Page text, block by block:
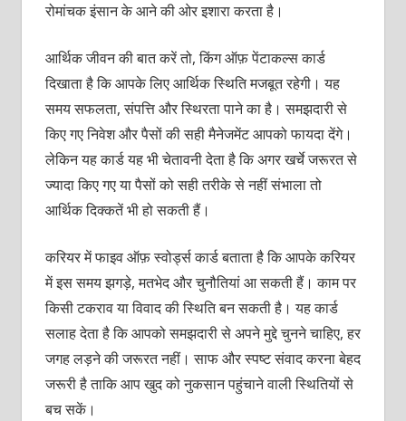
रोमांचक इंसान के आने की ओर इशारा करता है।
आर्थिक जीवन की बात करें तो, किंग ऑफ़ पेंटाकल्स कार्ड
दिखाता है कि आपके लिए आर्थिक स्थिति मजबूत रहेगी। यह
समय सफलता, संपत्ति और स्थिरता पाने का है। समझदारी से
किए गए निवेश और पैसों की सही मैनेजमेंट आपको फायदा देंगे।
लेकिन यह कार्ड यह भी चेतावनी देता है कि अगर खर्चे जरूरत से
ज्यादा किए गए या पैसों को सही तरीके से नहीं संभाला तो
आर्थिक दिक्कतें भी हो सकती हैं।
करियर में फाइव ऑफ़ स्वोर्ड्स कार्ड बताता है कि आपके करियर
में इस समय झगड़े, मतभेद और चुनौतियां आ सकती हैं। काम पर
किसी टकराव या विवाद की स्थिति बन सकती है। यह कार्ड
सलाह देता है कि आपको समझदारी से अपने मुद्दे चुनने चाहिए, हर
जगह लड़ने की जरूरत नहीं। साफ और स्पष्ट संवाद करना बेहद
जरूरी है ताकि आप खुद को नुकसान पहुंचाने वाली स्थितियों से
बच सकें।